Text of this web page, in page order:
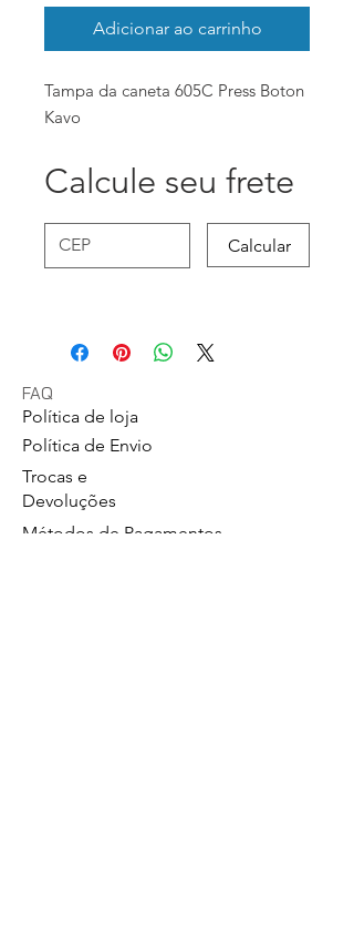
Adicionar ao carrinho
Tampa da caneta 605C Press Boton
Kavo
Calcule seu frete
Calcular
FAQ
Política de loja
Política de Envio
Trocas e
Devoluções
Métodos de Pagamentos